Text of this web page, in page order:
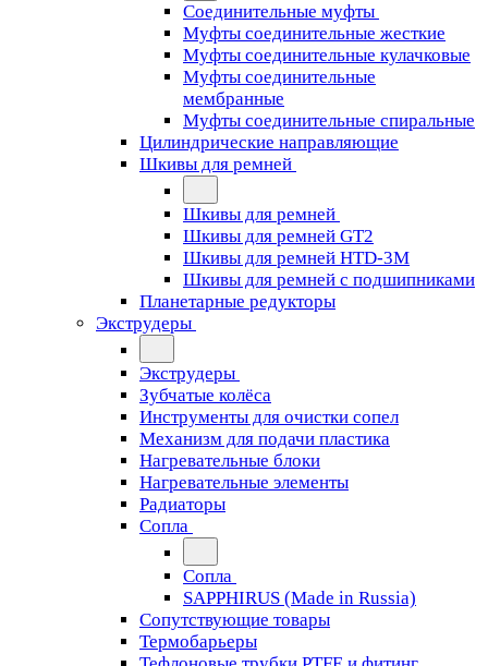
Соединительные муфты
Муфты соединительные жесткие
Муфты соединительные кулачковые
Муфты соединительные
мембранные
Муфты соединительные спиральные
Цилиндрические направляющие
Шкивы для ремней
Шкивы для ремней
Шкивы для ремней GT2
Шкивы для ремней HTD-3M
Шкивы для ремней с подшипниками
Планетарные редукторы
Экструдеры
Экструдеры
Зубчатые колёса
Инструменты для очистки сопел
Механизм для подачи пластика
Нагревательные блоки
Нагревательные элементы
Радиаторы
Сопла
Сопла
SAPPHIRUS (Made in Russia)
Сопутствующие товары
Термобарьеры